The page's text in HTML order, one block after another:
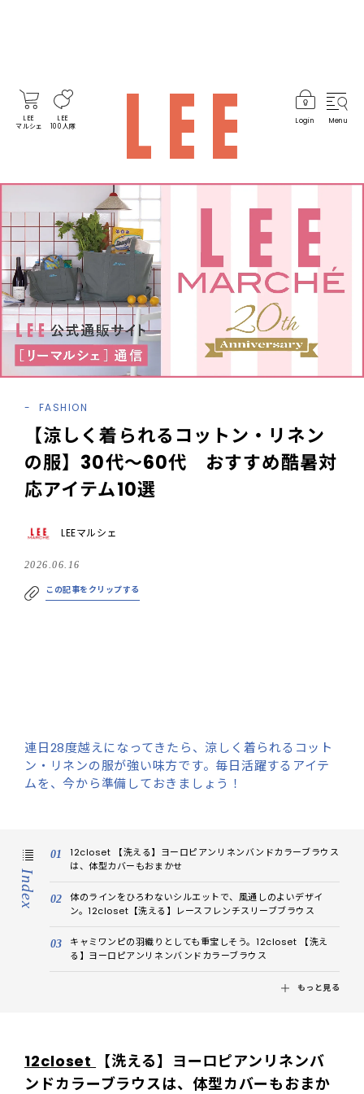
LEE
マルシェ
LEE
100人隊
Login Menu
FASHION
【涼しく着られるコットン・リネン
の服】30代～60代 おすすめ酷暑対
応アイテム10選
LEEマルシェ
2026.06.16
この記事をクリップする
連日28度越えになってきたら、涼しく着られるコット
ン・リネンの服が強い味方です。毎日活躍するアイテ
ムを、今から準備しておきましょう！
Index
12closet 【洗える】ヨーロピアンリネンバンドカラーブラウス
は、体型カバーもおまかせ
体のラインをひろわないシルエットで、風通しのよいデザイ
ン。12closet【洗える】レースフレンチスリーブブラウス
キャミワンピの羽織りとしても重宝しそう。12closet 【洗え
る】ヨーロピアンリネンバンドカラーブラウス
もっと見る
12closet
【洗える】ヨーロピアンリネンバ
ンドカラーブラウスは、体型カバーもおまか